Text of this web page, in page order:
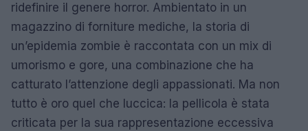
ridefinire il genere horror. Ambientato in un
magazzino di forniture mediche, la storia di
un’epidemia zombie è raccontata con un mix di
umorismo e gore, una combinazione che ha
catturato l’attenzione degli appassionati. Ma non
tutto è oro quel che luccica: la pellicola è stata
criticata per la sua rappresentazione eccessiva